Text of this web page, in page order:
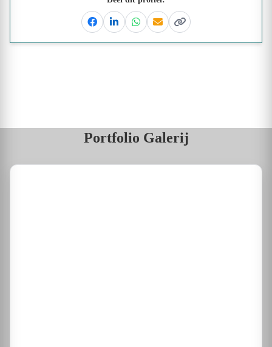
FacebookLinkedinWhatsapp
EmailKopieer link
Portfolio Galerij